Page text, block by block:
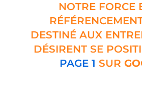
NOTRE FORCE
DESTINÉ AUX
DÉSIRENT SE
PAGE 1 SUR